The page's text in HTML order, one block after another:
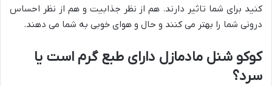
کنید برای شما تاثیر دارند. هم از نظر جذابیت و هم از نظر احساس
درونی شما را بهتر می کنند و حال و هوای خوبی به شما می دهند.
کوکو شنل مادمازل دارای طبع گرم است یا
سرد؟